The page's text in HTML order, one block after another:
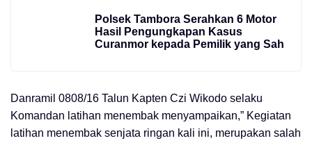
Polsek Tambora Serahkan 6 Motor
Hasil Pengungkapan Kasus
Curanmor kepada Pemilik yang Sah
Danramil 0808/16 Talun Kapten Czi Wikodo selaku
Komandan latihan menembak menyampaikan,” Kegiatan
latihan menembak senjata ringan kali ini, merupakan salah